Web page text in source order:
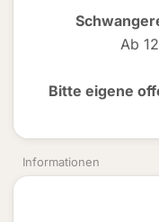
Ab
Bitte eigene
Informationen